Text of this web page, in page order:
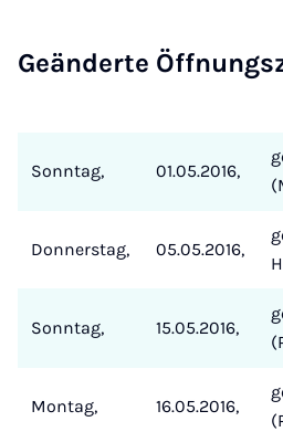
Ge­än­der­te
Sonntag, 01.05.2016,
Donnerstag, 05.05.2016,
Sonntag, 15.05.2016,
Montag, 16.05.2016,